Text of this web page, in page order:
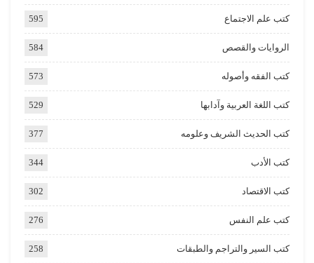
كتب علم الاجتماع 595
الروايات والقصص 584
كتب الفقه وأصوله 573
كتب اللغة العربية وآدابها 529
كتب الحديث الشريف وعلومه 377
كتب الأدب 344
كتب الاقتصاد 302
كتب علم النفس 276
كتب السير والتراجم والطبقات 258